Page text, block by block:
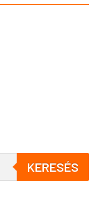
KERESÉS